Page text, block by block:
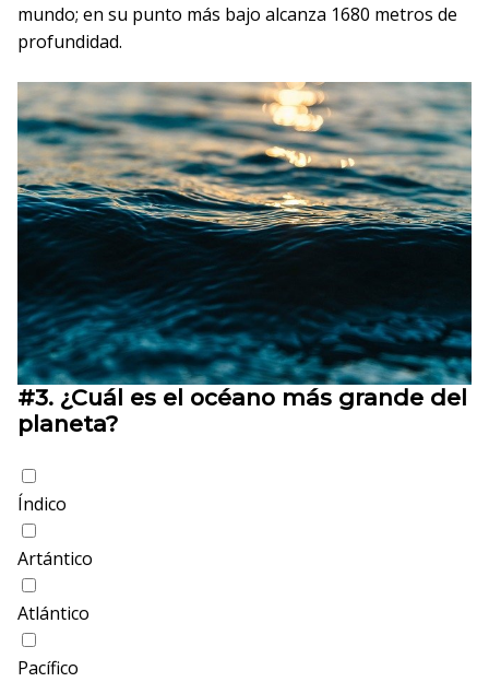
mundo; en su punto más bajo alcanza 1680 metros de
profundidad.
#3. ¿Cuál es el océano más grande del
planeta?
Índico
Artántico
Atlántico
Pacífico